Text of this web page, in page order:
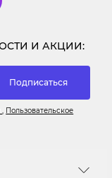
И АКЦИИ:
Подписаться
, Пользовательское